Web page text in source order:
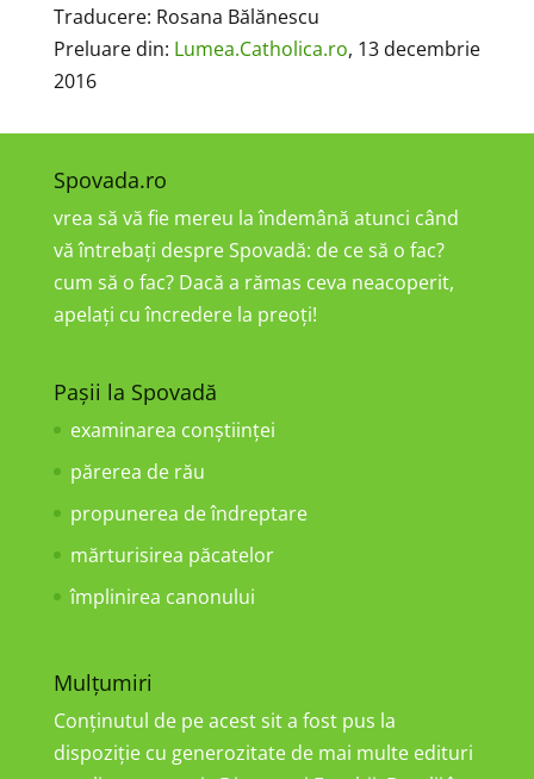
Traducere: Rosana Bălănescu
Preluare din: Lumea.Catholica.ro, 13 decembrie
2016
Spovada.ro
vrea să vă fie mereu la îndemână atunci când
vă întrebați despre Spovadă: de ce să o fac?
cum să o fac? Dacă a rămas ceva neacoperit,
apelați cu încredere la preoți!
Pașii la Spovadă
examinarea conştiinţei
părerea de rău
propunerea de îndreptare
mărturisirea păcatelor
împlinirea canonului
Mulțumiri
Conținutul de pe acest sit a fost pus la
dispoziție cu generozitate de mai multe edituri